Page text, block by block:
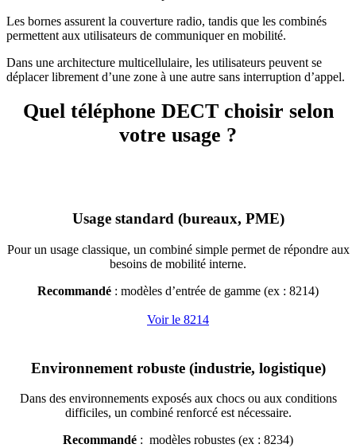
Les bornes assurent la couverture radio, tandis que les combinés
permettent aux utilisateurs de communiquer en mobilité.
Dans une architecture multicellulaire, les utilisateurs peuvent se
déplacer librement d’une zone à une autre sans interruption d’appel.
Quel téléphone DECT choisir selon
votre usage ?
Usage standard (bureaux, PME)
Pour un usage classique, un combiné simple permet de répondre aux
besoins de mobilité interne.
Recommandé : modèles d’entrée de gamme (ex : 8214)
Voir le 8214
Environnement robuste (industrie, logistique)
Dans des environnements exposés aux chocs ou aux conditions
difficiles, un combiné renforcé est nécessaire.
Recommandé : modèles robustes (ex : 8234)